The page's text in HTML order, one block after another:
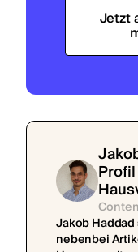
Jetzt
Jakob
nebenbei